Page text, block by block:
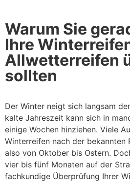
Warum Sie
Ihre
Allwetterreifen
sollten
Der Winter neigt sich langsam
kalte Jahreszeit kann sich in
einige Wochen hinziehen. Viele
Winterreifen nach der bekannten
also von Oktober bis Ostern.
vier bis fünf Monaten auf der
fachkundige Überprüfung Ihrer